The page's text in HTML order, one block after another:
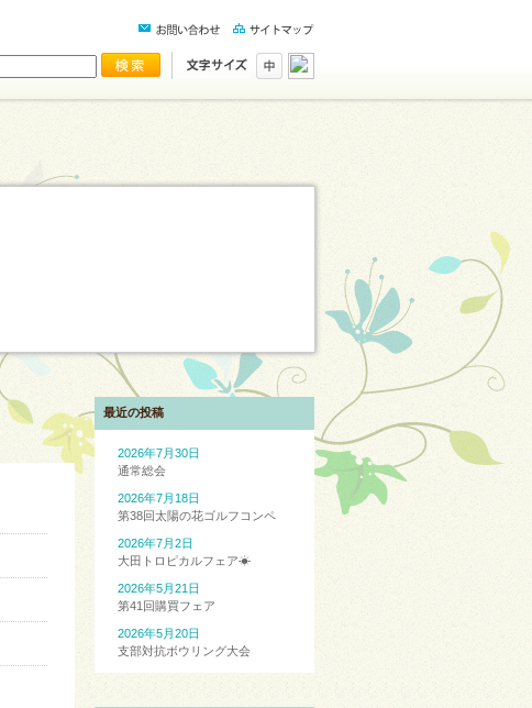
最近の投稿
2026年7月30日
通常総会
2026年7月18日
第38回太陽の花ゴルフコンペ
2026年7月2日
大田トロピカルフェア☀
2026年5月21日
第41回購買フェア
2026年5月20日
支部対抗ボウリング大会